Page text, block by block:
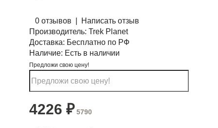
0 отзывов
Написать отзыв
Производитель: Trek Planet
Доставка: Бесплатно по РФ
Наличие: Есть в наличии
Предложи свою цену!
4226 ₽ 5790